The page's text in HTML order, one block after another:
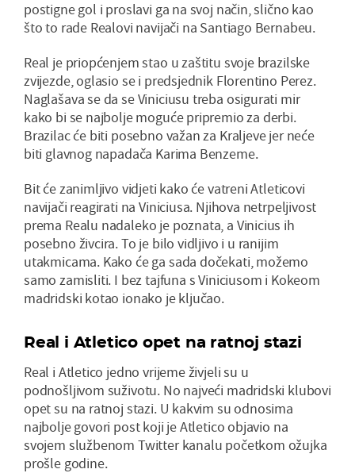
postigne gol i proslavi ga na svoj način, slično kao
što to rade Realovi navijači na Santiago Bernabeu.
Real je priopćenjem stao u zaštitu svoje brazilske
zvijezde, oglasio se i predsjednik Florentino Perez.
Naglašava se da se Viniciusu treba osigurati mir
kako bi se najbolje moguće pripremio za derbi.
Brazilac će biti posebno važan za Kraljeve jer neće
biti glavnog napadača Karima Benzeme.
Bit će zanimljivo vidjeti kako će vatreni Atleticovi
navijači reagirati na Viniciusa. Njihova netrpeljivost
prema Realu nadaleko je poznata, a Vinicius ih
posebno živcira. To je bilo vidljivo i u ranijim
utakmicama. Kako će ga sada dočekati, možemo
samo zamisliti. I bez tajfuna s Viniciusom i Kokeom
madridski kotao ionako je ključao.
Real i Atletico opet na ratnoj stazi
Real i Atletico jedno vrijeme živjeli su u
podnošljivom suživotu. No najveći madridski klubovi
opet su na ratnoj stazi. U kakvim su odnosima
najbolje govori post koji je Atletico objavio na
svojem službenom Twitter kanalu početkom ožujka
prošle godine.